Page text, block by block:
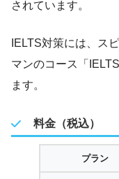
されています。
IELTS対策には、ス
マンのコース「
ます。
料金（税込）
プラン